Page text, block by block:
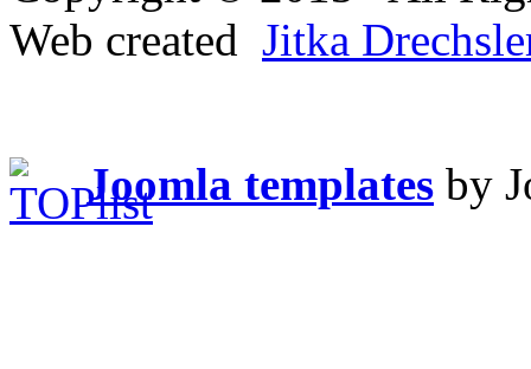
Web created Jitka
Joomla templates by